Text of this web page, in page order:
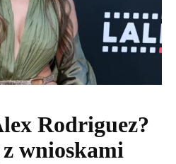
Rodriguez?
z wnioskami